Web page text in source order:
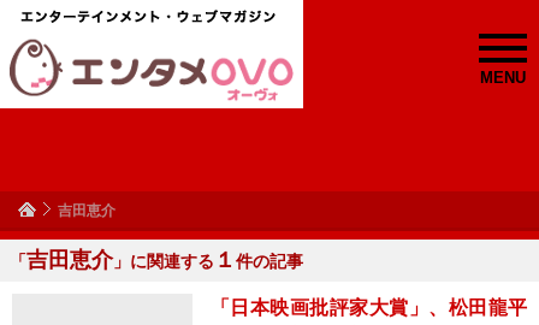
MENU
吉田恵介
「吉田恵介」に関連する １ 件の記事
「日本映画批評家大賞」、松田龍平